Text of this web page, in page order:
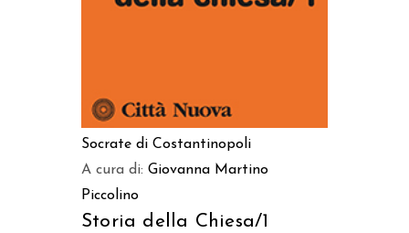
Socrate di Costantinopoli
A cura di: Giovanna Martino
Piccolino
Storia della Chiesa/1